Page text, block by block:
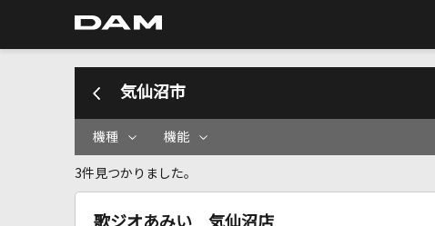
気仙沼市
機種 機能
3件見つかりました。
歌ジオあみい 気仙沼店